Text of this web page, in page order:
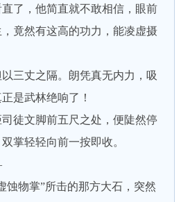
，他简直就不敢相信，眼前
竟然有这高的功力，能凌虚摄
丈之隔。朗凭真无内力，吸
是武林绝响了！
文脚前五尺之处，便陡然停
掌轻轻向前一按即收。
物掌”所击的那方大石，突然